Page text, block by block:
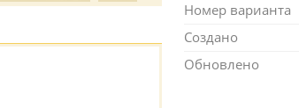
Номер варианта
Создано
Обновлено